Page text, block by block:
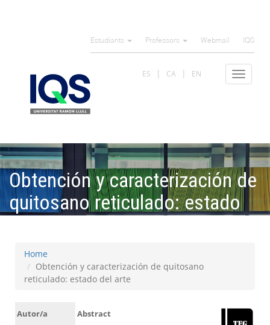
Estudiants Professors Webmail IQS
Toggle
ES CA EN
Obtención y caracterización de
quitosano reticulado: estado
Home
Obtención y caracterización de quitosano
reticulado: estado del arte
Autor/a
Abstract